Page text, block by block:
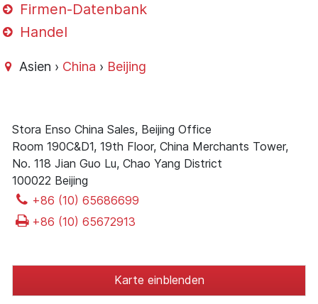
Firmen-Datenbank
Handel
Asien › China › Beijing
Stora Enso China Sales, Beijing Office
Room 190C&D1, 19th Floor, China Merchants Tower,
No. 118 Jian Guo Lu, Chao Yang District
100022 Beijing
+86 (10) 65686699
+86 (10) 65672913
Karte einblenden